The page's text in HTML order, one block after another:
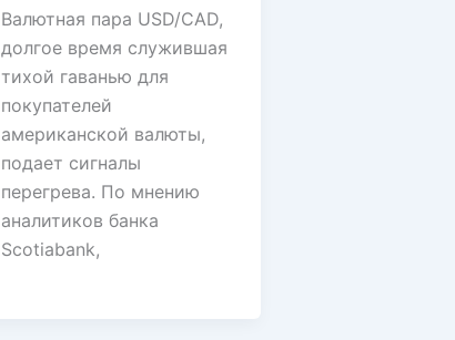
Валютная пара USD/CAD,
долгое время служившая
тихой гаванью для
покупателей
американской валюты,
подает сигналы
перегрева. По мнению
аналитиков банка
Scotiabank,